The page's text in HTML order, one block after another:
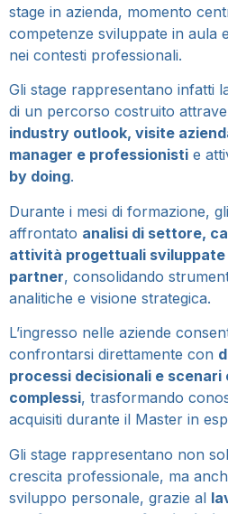
stage in azienda, momento
competenze sviluppate in aula
nei contesti professionali.
Gli stage rappresentano infatti
di un percorso costruito
industry outlook, visite
manager e professionisti e
by doing.
Durante i mesi di formazione,
affrontato analisi di settore,
attività progettuali sviluppate
partner, consolidando
analitiche e visione strategica.
L’ingresso nelle aziende
confrontarsi direttamente con
processi decisionali e
complessi, trasformando
acquisiti durante il Master in
Gli stage rappresentano non
crescita professionale, ma
sviluppo personale, grazie al